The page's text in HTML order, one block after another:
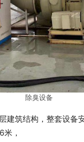
除臭设备
建筑结构，整套设备
，